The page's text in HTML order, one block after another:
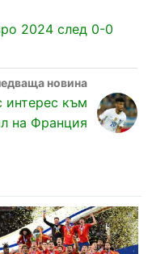
2024 след 0-0
интерес към
на Франция